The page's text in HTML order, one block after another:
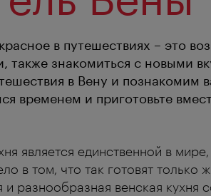
в путешествиях – это
также знакомиться с новыми
в Вену и познакомим
временем и приготовьте
является единственной в
в том, что так готовят только
и разнообразная венская кухня